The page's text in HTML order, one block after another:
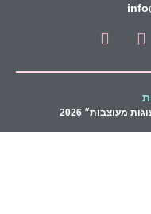
מעוצבות״ 2026